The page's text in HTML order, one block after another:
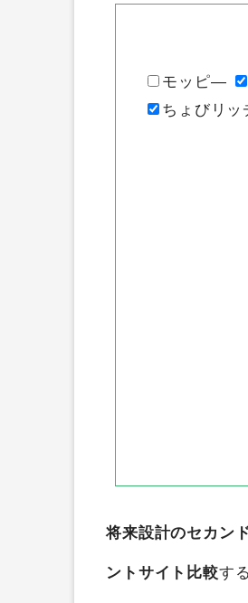
モッピ―
ちょびリッ
将来設計のセカン
ントサイト比較す